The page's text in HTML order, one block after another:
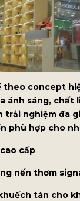
concept
ánh sáng, chất
trải nghiệm đa
phù hợp cho
cấp
nến thơm
tán cho